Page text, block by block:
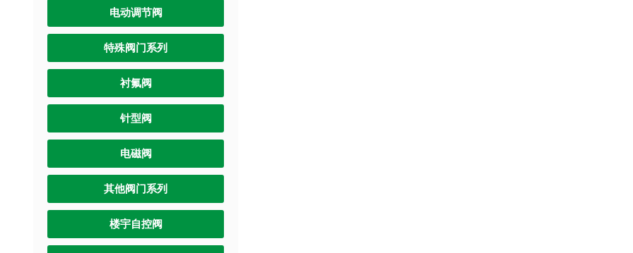
电动调节阀
特殊阀门系列
衬氟阀
针型阀
电磁阀
其他阀门系列
楼宇自控阀